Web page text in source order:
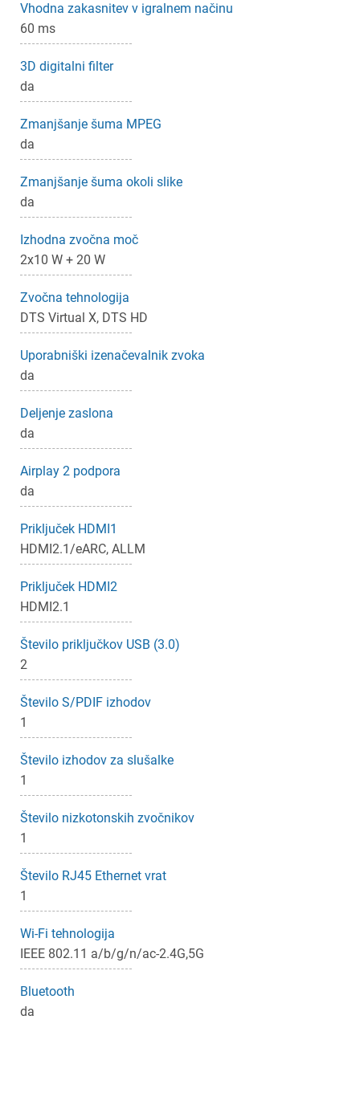
Vhodna zakasnitev v igralnem načinu
60 ms
3D digitalni filter
da
Zmanjšanje šuma MPEG
da
Zmanjšanje šuma okoli slike
da
Izhodna zvočna moč
2x10 W + 20 W
Zvočna tehnologija
DTS Virtual X, DTS HD
Uporabniški izenačevalnik zvoka
da
Deljenje zaslona
da
Airplay 2 podpora
da
Priključek HDMI1
HDMI2.1/eARC, ALLM
Priključek HDMI2
HDMI2.1
Število priključkov USB (3.0)
2
Število S/PDIF izhodov
1
Število izhodov za slušalke
1
Število nizkotonskih zvočnikov
1
Število RJ45 Ethernet vrat
1
Wi-Fi tehnologija
IEEE 802.11 a/b/g/n/ac-2.4G,5G
Bluetooth
da
Prijava
Za dodajanje na seznam želja morate biti prijavljeni.